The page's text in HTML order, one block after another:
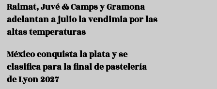
r
a
n
F
Raimat, Juvé & Camps y Gramona
adelantan a julio la vendimia por las
altas temperaturas
México conquista la plata y se
clasifica para la final de pastelería
de Lyon 2027